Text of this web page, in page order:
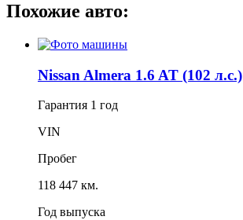
Похожие авто:
Nissan Almera 1.6 AT (102 л.с.)
Гарантия 1 год
VIN
Пробег
118 447 км.
Год выпуска